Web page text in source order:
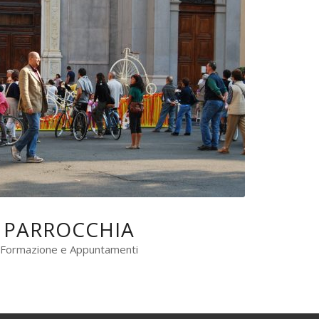
PARROCCHIA
Formazione e Appuntamenti